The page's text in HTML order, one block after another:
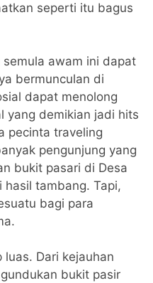
seperti itu bagus
awam ini dapat
bermunculan di
dapat menolong
yang demikian jadi hits
pecinta traveling
pengunjung yang
bukit pasari di Desa
hasil tambang. Tapi,
bagi para
luas. Dari kejauhan
bukit pasir